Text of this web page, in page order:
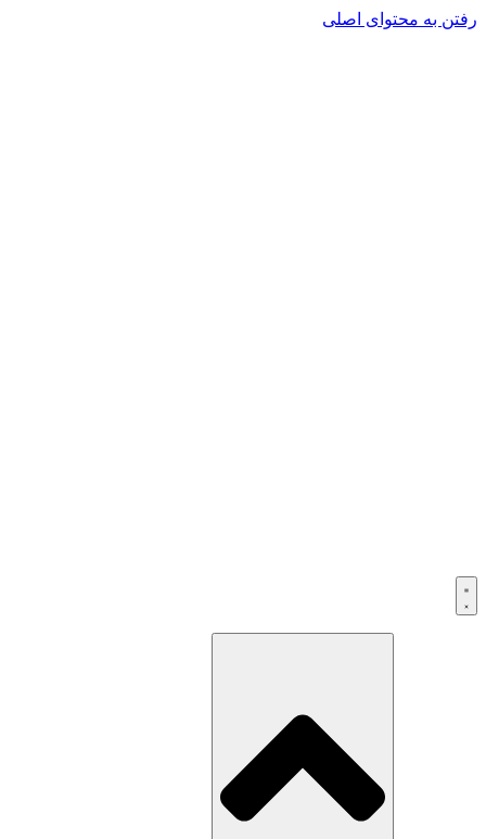
رفتن به محتوای اصلی